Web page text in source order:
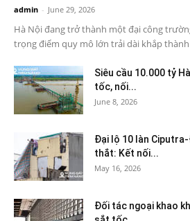
admin - June 29, 2026
Hà Nội đang trở thành một đại công
trọng điểm quy mô lớn trải dài khắp
Siêu cầu 10.000 tỷ
tốc, nối...
June 8, 2026
Đại lộ 10 làn
thắt: Kết nối...
May 16, 2026
Đối tác ngoại khao